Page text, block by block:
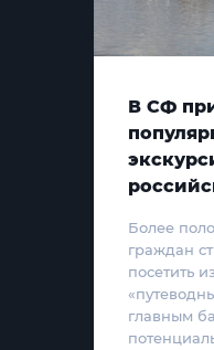
В СФ
Более
граждан
посетить
главным